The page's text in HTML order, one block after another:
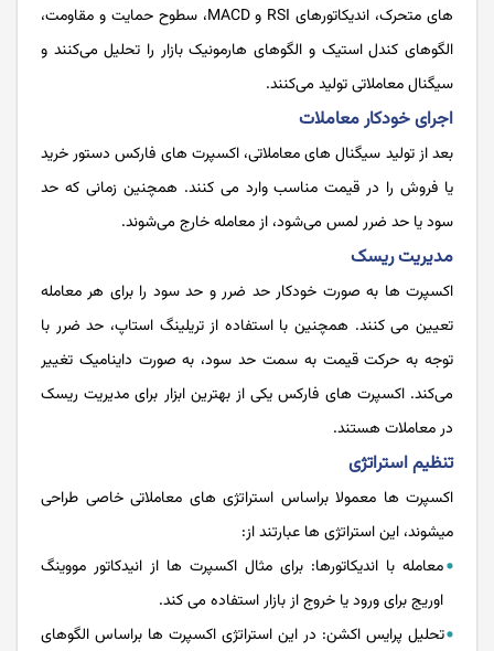
های متحرک، اندیکاتورهای RSI و MACD، سطوح حمایت و مقاومت،
الگوهای کندل استیک و الگوهای هارمونیک بازار را تحلیل می‌کنند و
سیگنال معاملاتی تولید می‌کنند.
اجرای خودکار معاملات
بعد از تولید سیگنال های معاملاتی، اکسپرت های فارکس دستور خرید
یا فروش را در قیمت مناسب وارد می کنند. همچنین زمانی که حد
سود یا حد ضرر لمس می‌شود، از معامله خارج می‌شوند.
مدیریت ریسک
اکسپرت ها به صورت خودکار حد ضرر و حد سود را برای هر معامله
تعیین می کنند. همچنین با استفاده از تریلینگ استاپ، حد ضرر با
توجه به حرکت قیمت به سمت حد سود، به صورت داینامیک تغییر
می‌کند. اکسپرت های فارکس یکی از بهترین ابزار برای مدیریت ریسک
در معاملات هستند.
تنظیم استراتژی
اکسپرت ها معمولا براساس استراتژی های معاملاتی خاصی طراحی
میشوند، این استراتژی ها عبارتند از:
معامله با اندیکاتورها: برای مثال اکسپرت ها از انیدکاتور مووینگ
اوریج برای ورود یا خروج از بازار استفاده می کند.
تحلیل پرایس اکشن: در این استراتژی اکسپرت ها براساس الگوهای